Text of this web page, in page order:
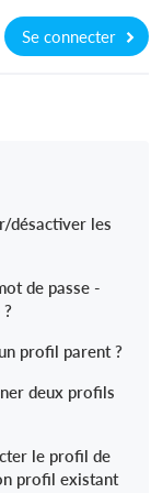
Se connecter
désactiver les
de passe -
profil parent ?
deux profils
le profil de
profil existant